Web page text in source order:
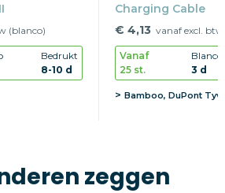
(blanco)
Bedrukt
8-10 d
Charging Cable
€ 4,13 vanaf excl.
Vanaf
25 st.
Blanco
3 d
Bamboo, DuPont
zeggen